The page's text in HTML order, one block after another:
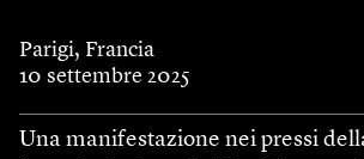
Parigi, Francia
10 settembre 2025
Una manifestazione nei pressi